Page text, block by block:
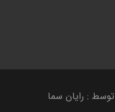
توسط : رایان سما